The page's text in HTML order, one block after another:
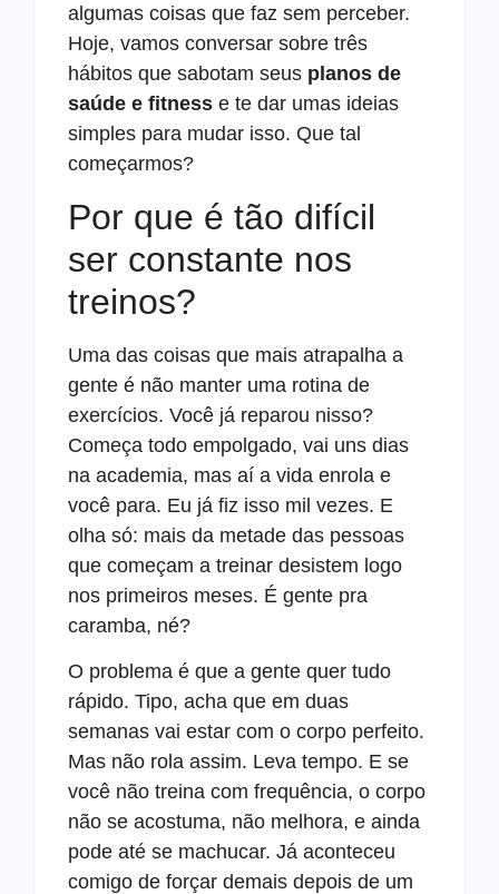
algumas coisas que faz sem perceber.
Hoje, vamos conversar sobre três
hábitos que sabotam seus planos de
saúde e fitness e te dar umas ideias
simples para mudar isso. Que tal
começarmos?
Por que é tão difícil
ser constante nos
treinos?
Uma das coisas que mais atrapalha a
gente é não manter uma rotina de
exercícios. Você já reparou nisso?
Começa todo empolgado, vai uns dias
na academia, mas aí a vida enrola e
você para. Eu já fiz isso mil vezes. E
olha só: mais da metade das pessoas
que começam a treinar desistem logo
nos primeiros meses. É gente pra
caramba, né?
O problema é que a gente quer tudo
rápido. Tipo, acha que em duas
semanas vai estar com o corpo perfeito.
Mas não rola assim. Leva tempo. E se
você não treina com frequência, o corpo
não se acostuma, não melhora, e ainda
pode até se machucar. Já aconteceu
comigo de forçar demais depois de um